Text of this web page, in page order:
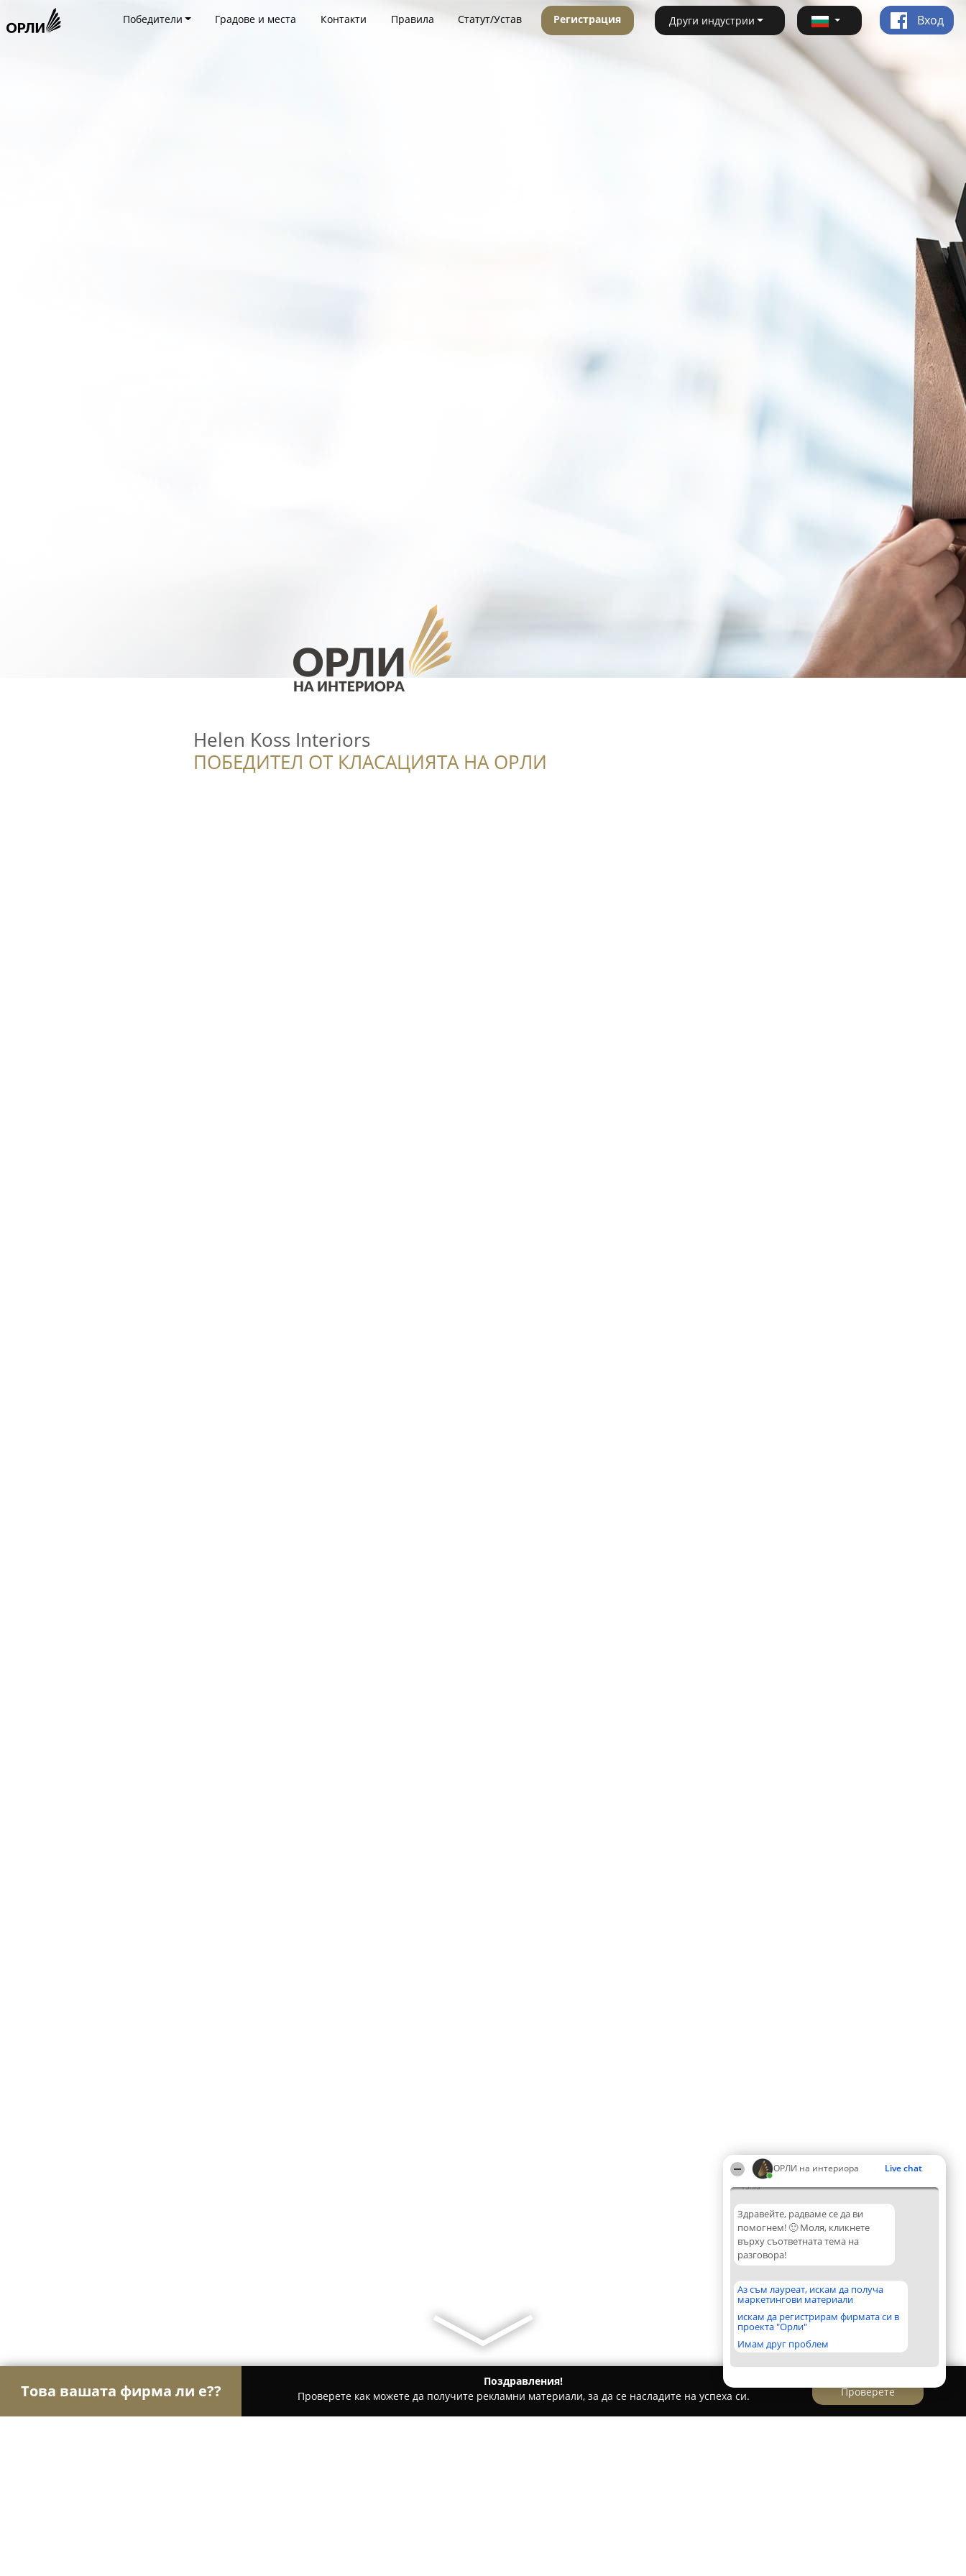
ОРЛИ на интериора Live chat
13:55
Здравейте, радваме се да ви
помогнем! 🙂 Моля, кликнете
върху съответната тема на
разговора!
Аз съм лауреат, искам да получа
маркетингови материали
искам да регистрирам фирмата си в
проекта "Орли"
Имам друг проблем
Победители Градове и места Контакти Правила Статут/Устав Регистрация Други индустрии Вход
Helen Koss Interiors
ПОБЕДИТЕЛ ОТ КЛАСАЦИЯТА НА ОРЛИ
Това вашата фирма ли е??
Поздравления!
Проверете как можете да получите рекламни материали, за да се насладите на успеха си.
Проверете